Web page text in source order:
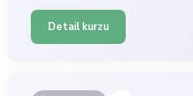
Detail kurzu